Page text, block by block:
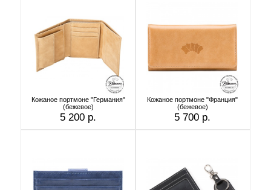
Кожаное портмоне "Германия"
(бежевое)
5 200 р.
Кожаное портмоне "Франция"
(бежевое)
5 700 р.